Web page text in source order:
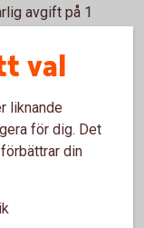
avgift på 1
val
liknande
för dig. Det
din